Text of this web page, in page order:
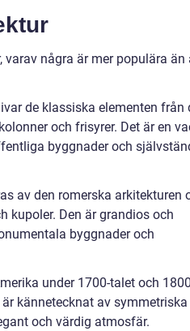
några är mer populära än
de klassiska elementen från
och frisyrer. Det är en
byggnader och
av den romerska arkitekturen
kupoler. Den är grandios och
byggnader och
under 1700-talet och
kännetecknat av symmetriska
och värdig atmosfär.